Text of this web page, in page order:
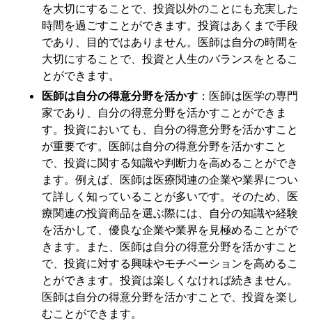
を大切にすることで、投資以外のことにも充実した
時間を過ごすことができます。投資はあくまで手段
であり、目的ではありません。医師は自分の時間を
大切にすることで、投資と人生のバランスをとるこ
とができます。
医師は自分の得意分野を活かす ：医師は医学の専門
家であり、自分の得意分野を活かすことができま
す。投資においても、自分の得意分野を活かすこと
が重要です。医師は自分の得意分野を活かすこと
で、投資に関する知識や判断力を高めることができ
ます。例えば、医師は医療関連の企業や業界につい
て詳しく知っていることが多いです。そのため、医
療関連の投資商品を選ぶ際には、自分の知識や経験
を活かして、優良な企業や業界を見極めることがで
きます。また、医師は自分の得意分野を活かすこと
で、投資に対する興味やモチベーションを高めるこ
とができます。投資は楽しくなければ続きません。
医師は自分の得意分野を活かすことで、投資を楽し
むことができます。